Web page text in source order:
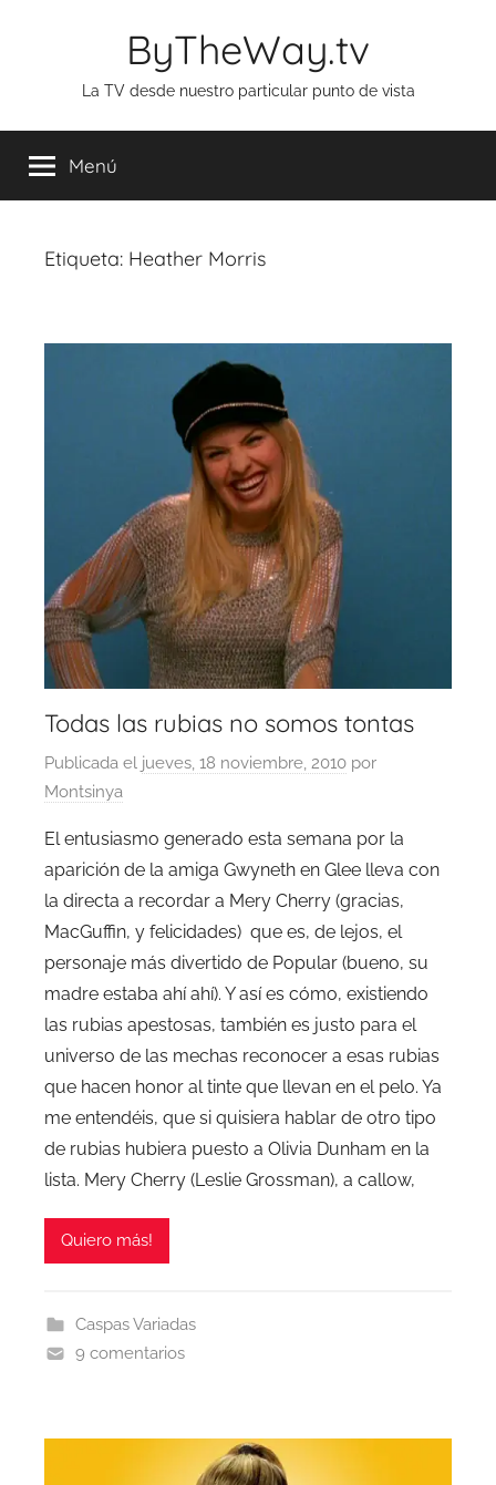
ByTheWay.tv
La TV desde nuestro particular punto de vista
Menú
Etiqueta: Heather Morris
Todas las rubias no somos tontas
Publicada el jueves, 18 noviembre, 2010 por
Montsinya
El entusiasmo generado esta semana por la
aparición de la amiga Gwyneth en Glee lleva con
la directa a recordar a Mery Cherry (gracias,
MacGuffin, y felicidades) que es, de lejos, el
personaje más divertido de Popular (bueno, su
madre estaba ahí ahí). Y así es cómo, existiendo
las rubias apestosas, también es justo para el
universo de las mechas reconocer a esas rubias
que hacen honor al tinte que llevan en el pelo. Ya
me entendéis, que si quisiera hablar de otro tipo
de rubias hubiera puesto a Olivia Dunham en la
lista. Mery Cherry (Leslie Grossman), a callow,
Quiero más!
Caspas Variadas
9 comentarios